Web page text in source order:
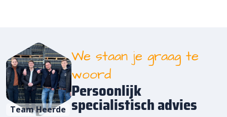
Team Heerde
We staan je graag te
woord
Persoonlijk
specialistisch advies